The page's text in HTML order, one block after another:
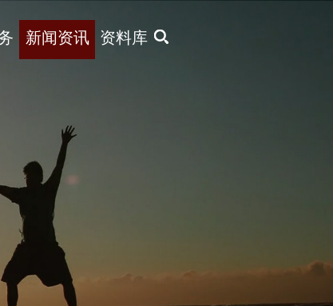
X
新闻资讯 资料库